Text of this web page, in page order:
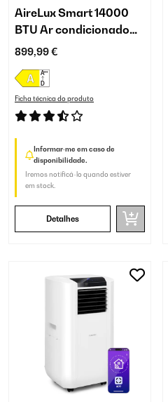
AireLux Smart 14000
BTU Ar condicionado
portátil Cinza
899,99 €
Ficha técnica do produto
Informar-me em caso de
disponibilidade.
Iremos notificá-lo quando estiver
em stock.
Detalhes